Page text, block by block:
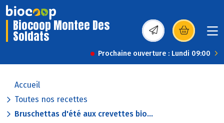
Biocoop Montee Des
Soldats (s’ouvre dans une
Prochaine ouverture : Lundi 09:00
Accueil
Toutes nos recettes
Bruschettas d'été aux crevettes bio...